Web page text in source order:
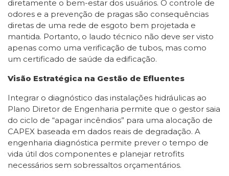
diretamente o bem-estar dos usuários. O controle de
odores e a prevenção de pragas são consequências
diretas de uma rede de esgoto bem projetada e
mantida. Portanto, o laudo técnico não deve ser visto
apenas como uma verificação de tubos, mas como
um certificado de saúde da edificação.
Visão Estratégica na Gestão de Efluentes
Integrar o diagnóstico das instalações hidráulicas ao
Plano Diretor de Engenharia permite que o gestor saia
do ciclo de “apagar incêndios” para uma alocação de
CAPEX baseada em dados reais de degradação. A
engenharia diagnóstica permite prever o tempo de
vida útil dos componentes e planejar retrofits
necessários sem sobressaltos orçamentários.